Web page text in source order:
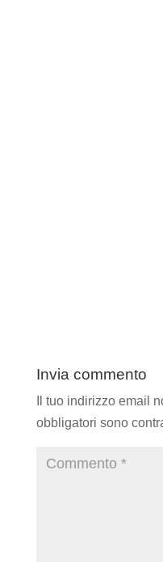
Invia commento
Il tuo indirizzo email
obbligatori sono